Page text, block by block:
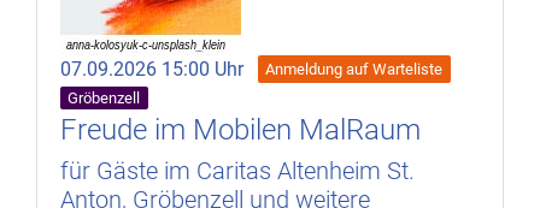
07.09.2026 15:00 Uhr
Anmeldung auf Warteliste
Gröbenzell
Freude im Mobilen MalRaum
für Gäste im Caritas Altenheim St.
Anton, Gröbenzell und weitere